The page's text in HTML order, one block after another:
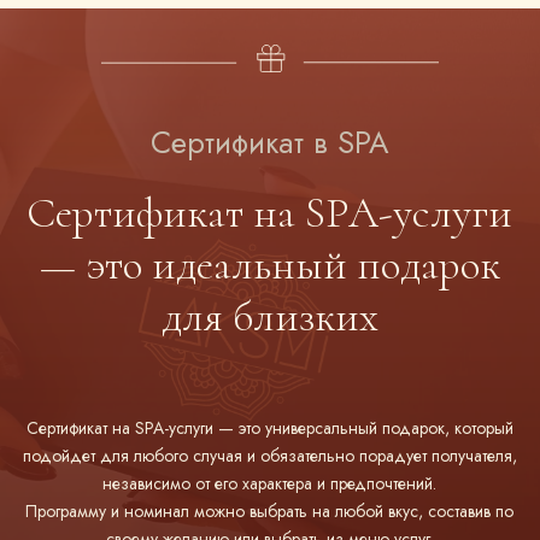
Сертификат в SPA
Сертификат на SPA-услуги
— это идеальный подарок
для близких
Сертификат на SPA-услуги — это универсальный подарок, который
подойдет для любого случая и обязательно порадует получателя,
независимо от его характера и предпочтений.
Программу и номинал можно выбрать на любой вкус, составив по